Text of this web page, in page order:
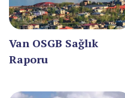
ADIYAMAN
AFYONKARAHİSAR
AĞRI
Van OSGB Sağlık
Raporu